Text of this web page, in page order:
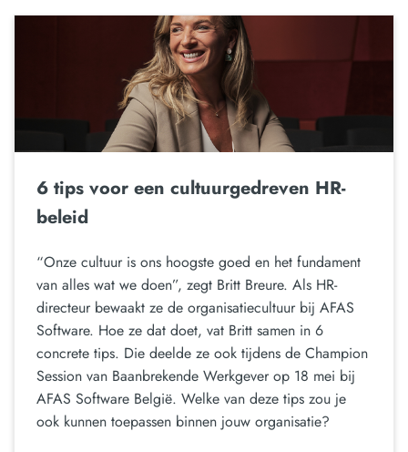
6 tips voor een cultuurgedreven HR-
beleid
“Onze cultuur is ons hoogste goed en het fundament
van alles wat we doen”, zegt Britt Breure. Als HR-
directeur bewaakt ze de organisatiecultuur bij AFAS
Software. Hoe ze dat doet, vat Britt samen in 6
concrete tips. Die deelde ze ook tijdens de Champion
Session van Baanbrekende Werkgever op 18 mei bij
AFAS Software België. Welke van deze tips zou je
ook kunnen toepassen binnen jouw organisatie?